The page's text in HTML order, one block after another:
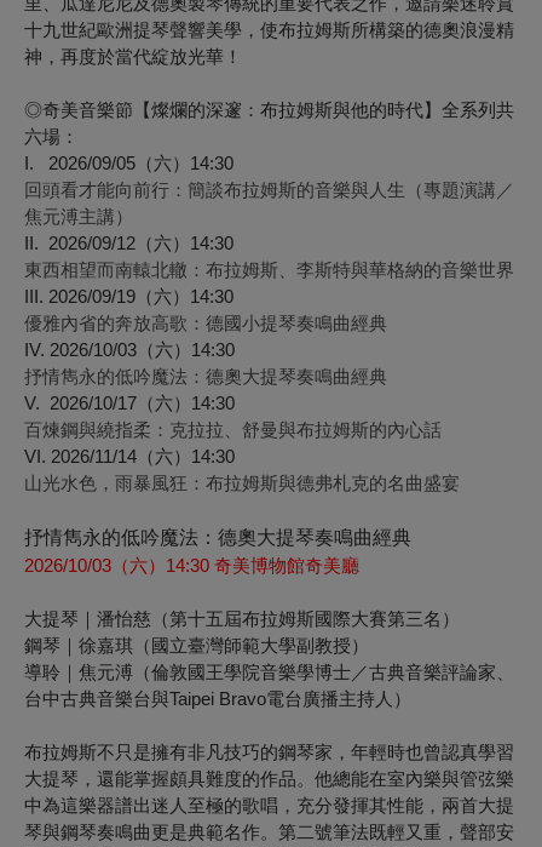
十九世紀歐洲提琴聲響美學，使布拉姆斯所構築的德奧浪漫精
神，再度於當代綻放光華！
◎奇美音樂節【燦爛的深邃：布拉姆斯與他的時代】全系列共
六場：
I. 2026/09/05（六）14:30
回頭看才能向前行：簡談布拉姆斯的音樂與人生（專題演講／
焦元溥主講）
II. 2026/09/12（六）14:30
東西相望而南轅北轍：布拉姆斯、李斯特與華格納的音樂世界
III. 2026/09/19（六）14:30
優雅內省的奔放高歌：德國小提琴奏鳴曲經典
IV. 2026/10/03（六）14:30
抒情雋永的低吟魔法：德奧大提琴奏鳴曲經典
V. 2026/10/17（六）14:30
百煉鋼與繞指柔：克拉拉、舒曼與布拉姆斯的內心話
VI. 2026/11/14（六）14:30
山光水色，雨暴風狂：布拉姆斯與德弗札克的名曲盛宴
抒情雋永的低吟魔法：德奧大提琴奏鳴曲經典
2026/10/03 （六） 14:30 奇美博物館奇美廳
大提琴｜潘怡慈 （第十五屆布拉姆斯國際大賽第三名）
鋼琴｜徐嘉琪 （國立臺灣師範大學副教授）
導聆｜焦元溥 （倫敦國王學院音樂學博士／古典音樂評論家、
台中古典音樂台與Taipei Bravo電台廣播主持人）
布拉姆斯不只是擁有非凡技巧的鋼琴家，年輕時也曾認真學習
大提琴，還能掌握頗具難度的作品。他總能在室內樂與管弦樂
中為這樂器譜出迷人至極的歌唱，充分發揮其性能，兩首大提
琴與鋼琴奏鳴曲更是典範名作。第二號筆法既輕又重，聲部安